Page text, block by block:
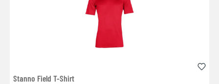
Stanno Field T-Shirt